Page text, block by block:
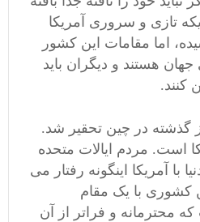
یکه تازی و سروری آمریکا
اما مقامات این کشور
هستند و دیگران باید
کنند.
گذشته در چین تحقیر شد.
است. مردم ایالات متحده
با آمریکا اینگونه رفتار می
کشوری با یک مقام
محترمانه و فراتر از آن